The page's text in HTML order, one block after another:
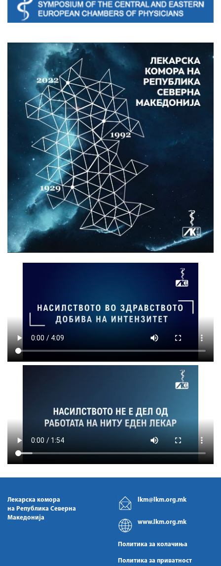
Лекарска комора
на Република Северна
Македонија
lkm@lkm.org.mk
www.lkm.org.mk
Политика за колачиња
Политика за приватност